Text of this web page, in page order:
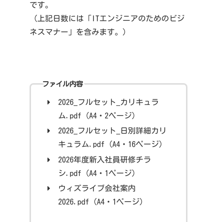
です。
（上記日数には「ITエンジニアのためのビジ
ネスマナー」を含みます。）
ファイル内容
2026_フルセット_カリキュラ
ム.pdf（A4・2ページ）
2026_フルセット_日別詳細カリ
キュラム.pdf（A4・16ページ）
2026年度新入社員研修チラ
シ.pdf（A4・1ページ）
ウィズライブ会社案内
2026.pdf（A4・1ページ）